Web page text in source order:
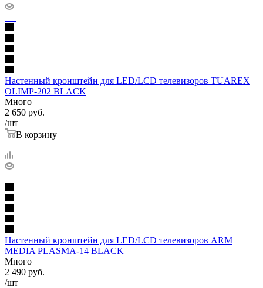
Настенный кронштейн для LED/LCD телевизоров TUAREX
OLIMP-202 BLACK
Много
2 650 руб.
/шт
В корзину
Настенный кронштейн для LED/LCD телевизоров ARM
MEDIA PLASMA-14 BLACK
Много
2 490 руб.
/шт